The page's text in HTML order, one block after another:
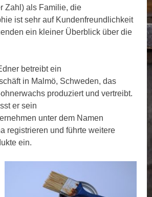
Zahl) als Familie, die
ist sehr auf Kundenfreundlichkeit
ein kleiner Überblick über die
betreibt ein
in Malmö, Schweden, das
produziert und vertreibt.
er sein
unter dem Namen
registrieren und führte weitere
ein.